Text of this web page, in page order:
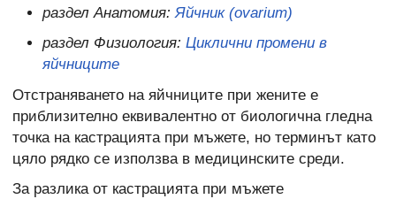
раздел Анатомия:Яйчник (ovarium)
раздел Физиология: Циклични промени в
яйчниците
Отстраняването на яйчниците при жените е
приблизително еквивалентно от биологична гледна
точка на кастрацията при мъжете, но терминът като
цяло рядко се използва в медицинските среди.
За разлика от кастрацията при мъжете